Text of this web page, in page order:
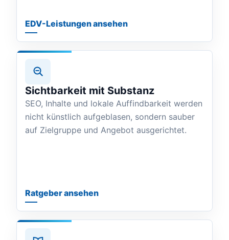
EDV-Leistungen ansehen
Sichtbarkeit mit Substanz
SEO, Inhalte und lokale Auffindbarkeit werden
nicht künstlich aufgeblasen, sondern sauber
auf Zielgruppe und Angebot ausgerichtet.
Ratgeber ansehen